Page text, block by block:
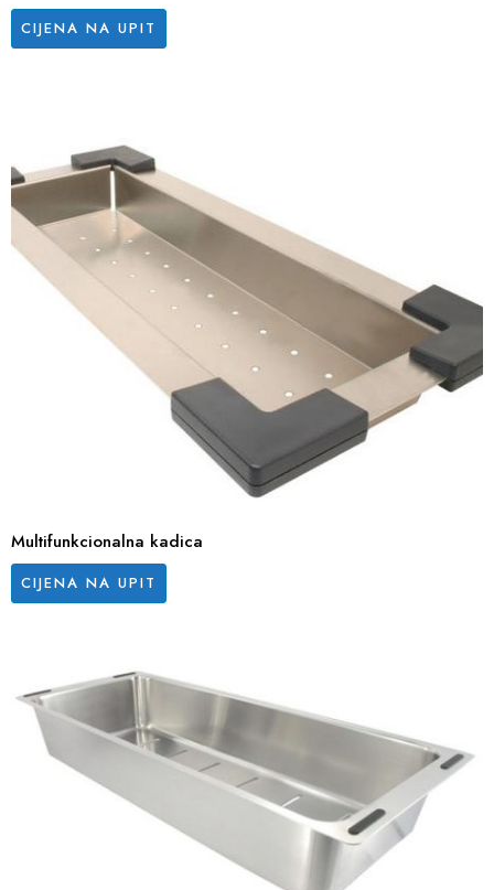
CIJENA NA UPIT
Multifunkcionalna kadica
CIJENA NA UPIT